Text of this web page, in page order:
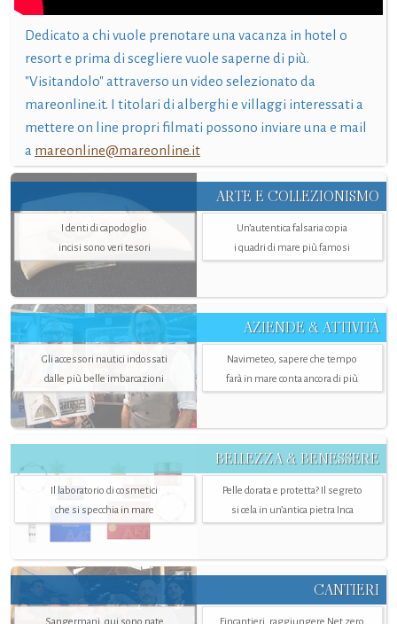
Dedicato a chi vuole prenotare una vacanza in hotel o
resort e prima di scegliere vuole saperne di più.
"Visitandolo" attraverso un video selezionato da
mareonline.it. I titolari di alberghi e villaggi interessati a
mettere on line propri filmati possono inviare una e mail
a mareonline@mareonline.it
ARTE E COLLEZIONISMO
I denti di capodoglio
incisi sono veri tesori
Un’autentica falsaria copia
i quadri di mare più famosi
AZIENDE & ATTIVITÀ
Gli accessori nautici indossati
dalle più belle imbarcazioni
Navimeteo, sapere che tempo
farà in mare conta ancora di più
BELLEZZA & BENESSERE
Il laboratorio di cosmetici
che si specchia in mare
Pelle dorata e protetta? Il segreto
si cela in un’antica pietra Inca
CANTIERI
Sangermani, qui sono nate Fincantieri, raggiungere Net zero